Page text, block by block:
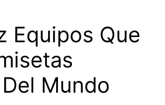
Equipos Que
Mundo